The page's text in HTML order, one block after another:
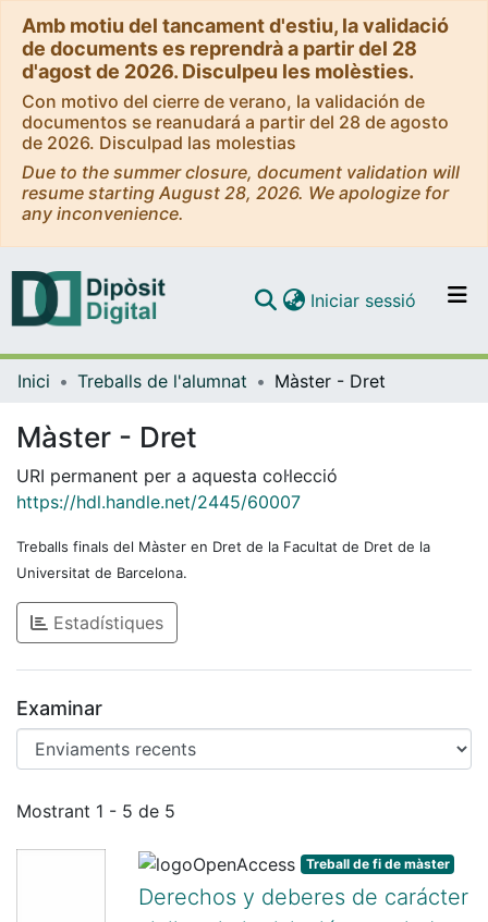
Amb motiu del tancament d'estiu, la validació
de documents es reprendrà a partir del 28
d'agost de 2026. Disculpeu les molèsties.
Con motivo del cierre de verano, la validación de
documentos se reanudará a partir del 28 de agosto
de 2026. Disculpad las molestias
Due to the summer closure, document validation will
resume starting August 28, 2026. We apologize for
any inconvenience.
Navega per tot el DD
Contacte
Iniciar sessió (current)
Inici Treballs de l'alumnat Màster - Dret
Màster - Dret
URI permanent per a aquesta col·lecció
https://hdl.handle.net/2445/60007
Treballs finals del Màster en Dret de la Facultat de Dret de la
Universitat de Barcelona.
Estadístiques
Examinar
Enviaments recents
Mostrant 1 - 5 de 5
Treball de fi de màster
Derechos y deberes de carácter